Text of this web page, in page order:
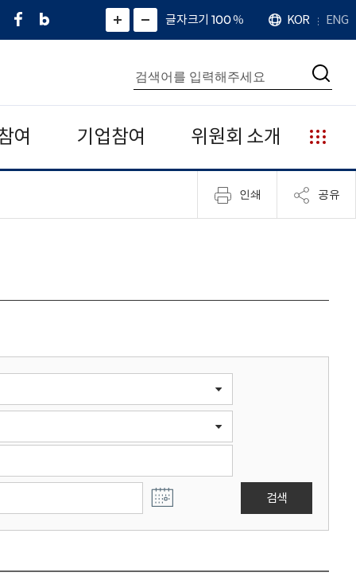
페
네
그
)
화
면
면
소
확
대
치
글자크기 100%
언
어
KOR ENG
통
합
검
색
검
여 기업참여 위원회 소개
누
리
집
안
인쇄 공유
검색